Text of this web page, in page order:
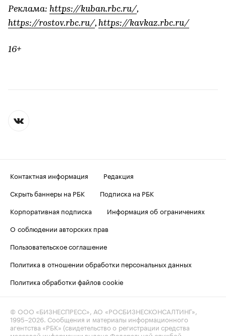
Реклама: https://kuban.rbc.ru/,
https://rostov.rbc.ru/, https://kavkaz.rbc.ru/
16+
Контактная информация
Редакция
Скрыть баннеры на РБК
Подписка на РБК
Корпоративная подписка
Информация об ограничениях
О соблюдении авторских прав
Пользовательское соглашение
Политика в отношении обработки персональных данных
Политика обработки файлов cookie
© ООО «БИЗНЕСПРЕСС», АО «РОСБИЗНЕСКОНСАЛТИНГ»,
1995–2026. Сообщения и материалы информационного
агентства «РБК» (свидетельство о регистрации средства